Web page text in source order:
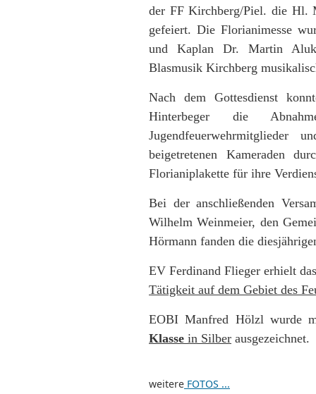
der FF Kirchberg/Piel. die Hl.
gefeiert. Die Florianimesse
und Kaplan Dr. Martin
Blasmusik Kirchberg
Nach dem Gottesdienst
Hinterbeger die
Jugendfeuerwehrmitglieder
beigetretenen Kameraden
Florianiplakette für ihre
Bei der anschließenden
Wilhelm Weinmeier, den
Hörmann fanden die
EV Ferdinand Flieger erhielt
Tätigkeit auf dem Gebiet des
EOBI Manfred Hölzl wurde
Klasse in Silber ausgezeichnet.
weitere FOTOS ...